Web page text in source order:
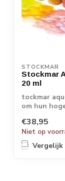
STOCKMAR
Stockmar
20 ml
tockmar
om hun
€38,95
Niet op
Vergelijk